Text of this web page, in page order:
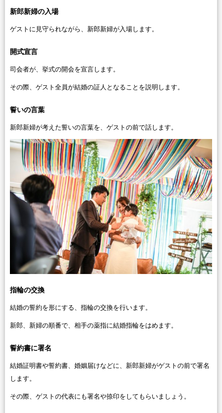
新郎新婦の入場
ゲストに見守られながら、新郎新婦が入場します。
開式宣言
司会者が、挙式の開会を宣言します。
その際、ゲスト全員が結婚の証人となることを説明します。
誓いの言葉
新郎新婦が考えた誓いの言葉を、ゲストの前で話します。
指輪の交換
結婚の誓約を形にする、指輪の交換を行います。
新郎、新婦の順番で、相手の薬指に結婚指輪をはめます。
誓約書に署名
結婚証明書や誓約書、婚姻届けなどに、新郎新婦がゲストの前で署名
します。
その際、ゲストの代表にも署名や捺印をしてもらいましょう。